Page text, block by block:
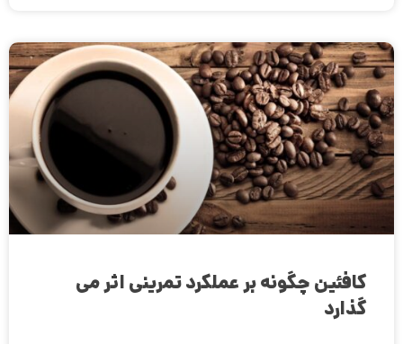
کافئین چگونه بر عملکرد تمرینی اثر می
گذارد